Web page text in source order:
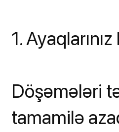
1.
Döşəmələri
tamamilə